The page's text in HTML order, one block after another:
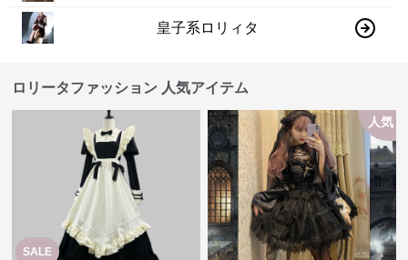
皇子系ロリィタ
ロリータファッション 人気アイテム
SALE
人気